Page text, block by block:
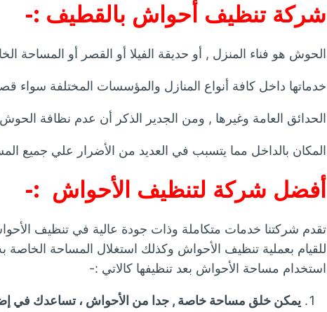
شركة تنظيف أحواش بالقطيف :-
الحوش هو فناء المنزل , أو حديقة الفيلا أو القصر أو المساحة
خدماتها داخل كافة أنواع المنازل والمؤسسات المختلفة سواء
الحدائق العامة وغيرها , ومن الجدير الذكر أن عدم نظافة
المكان بالداخل مما يتسبب في العديد من الأضرار علي جميع
أفضل شركة لتنظيف الأحواش :-
تقدم شركتنا خدمات متكاملة وذات جودة عالية في تنظيف
للقيام بعملية تنظيف الأحواش وكذلك استغلال المساحة
استخدام مساحة الأحواش بعد تنظيفها كالاتي :-
يمكن خلق مساحة خاصة , جدا من الأحواش ، تساعدك في